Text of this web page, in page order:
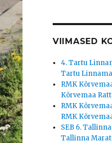
VIIMASED
4. Tartu
Tartu
RMK
Kõrvemaa
RMK
RMK
SEB 6.
Tallinna